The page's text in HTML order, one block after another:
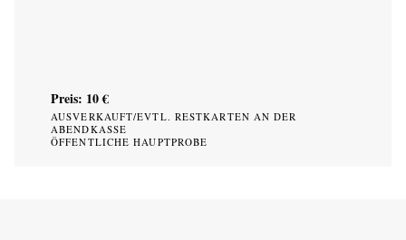
Preis: 10 €
AUSVERKAUFT/EVTL. RESTKARTEN AN DER
ABENDKASSE
ÖFFENTLICHE HAUPTPROBE